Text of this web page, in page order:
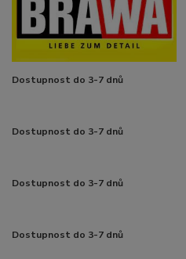
Dostupnost do 3-7 dnů
Dostupnost do 3-7 dnů
Dostupnost do 3-7 dnů
Dostupnost do 3-7 dnů